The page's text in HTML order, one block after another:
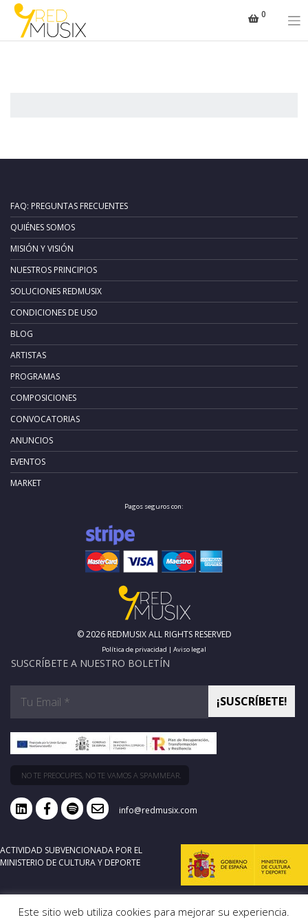
Saltar
contenido
0
FAQ: PREGUNTAS FRECUENTES
QUIÉNES SOMOS
MISIÓN Y VISIÓN
NUESTROS PRINCIPIOS
SOLUCIONES REDMUSIX
CONDICIONES DE USO
BLOG
ARTISTAS
PROGRAMAS
COMPOSICIONES
CONVOCATORIAS
ANUNCIOS
EVENTOS
MARKET
Pagos seguros con:
© 2026 REDMUSIX ALL RIGHTS RESERVED
Política de privacidad | Aviso legal
SUSCRÍBETE A NUESTRO BOLETÍN
NO TE PREOCUPES, NO TE VAMOS A SPAMMEAR.
info@redmusix.com
ACTIVIDAD SUBVENCIONADA POR EL
MINISTERIO DE CULTURA Y DEPORTE
Este sitio web utiliza cookies para mejorar su experiencia.